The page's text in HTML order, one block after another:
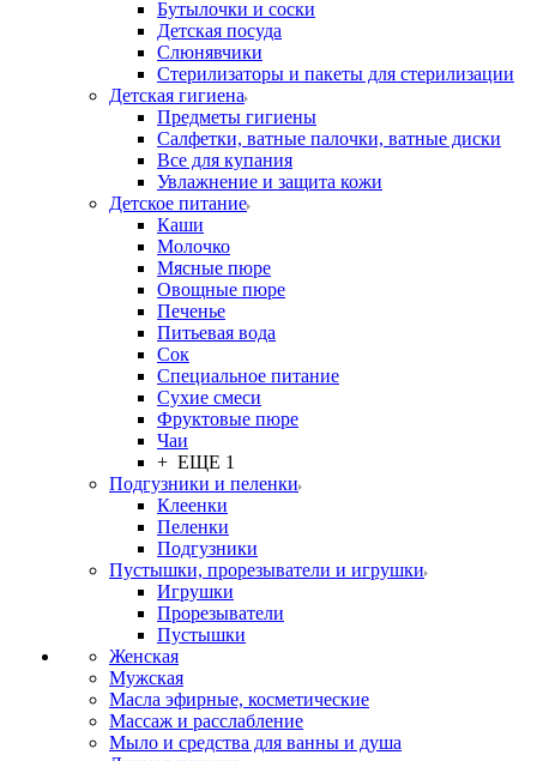
Бутылочки и соски
Детская посуда
Слюнявчики
Стерилизаторы и пакеты для стерилизации
Детская гигиена
Предметы гигиены
Салфетки, ватные палочки, ватные диски
Все для купания
Увлажнение и защита кожи
Детское питание
Каши
Молочко
Мясные пюре
Овощные пюре
Печенье
Питьевая вода
Сок
Специальное питание
Сухие смеси
Фруктовые пюре
Чаи
+ ЕЩЕ 1
Подгузники и пеленки
Клеенки
Пеленки
Подгузники
Пустышки, прорезыватели и игрушки
Игрушки
Прорезыватели
Пустышки
Женская
Мужская
Масла эфирные, косметические
Массаж и расслабление
Мыло и средства для ванны и душа